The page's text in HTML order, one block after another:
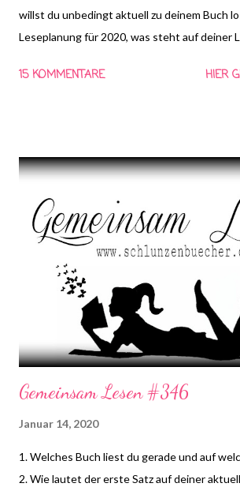
willst du unbedingt aktuell zu deinem Buch
Leseplanung für 2020, was steht auf deiner
und Vorschläge für die vierte Frage machen!
Die Fragen dürfen auch nach Dienstag
werden. Bitte benutzt bei einer Teilnahme
Lesen Logo! die farbliche Anpassung auf
das Logo darf aber in seinen Bestandteilen
15 KOMMENTARE HIER
Gemeinsam Lesen #346
Januar 14, 2020
1. Welches Buch liest du gerade und auf
2. Wie lautet der erste Satz auf deiner